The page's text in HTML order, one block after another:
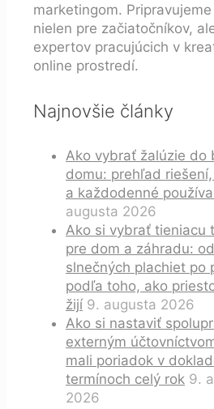
marketingom.
nielen pre začiatočníkov,
expertov pracujúcich v
online prostredí.
Najnovšie články
Ako vybrať žalúzie do
domu: prehľad
a každodenné
augusta 2026
Ako si vybrať tieniacu
pre dom a záhradu: od
slnečných plachiet po
podľa toho, ako
žijí 9. augusta 2026
Ako si nastaviť
externým
mali poriadok v
termínoch celý rok 9.
2026